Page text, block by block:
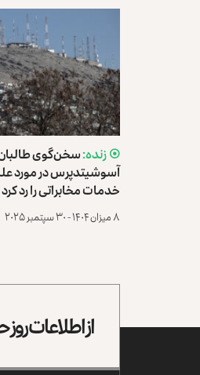
سخن‌گوی
آسوشیتدپرس در مورد
خدمات مخابراتی را رد کرد
۸ میزان ۱۴۰۴ - ۳۰ سپتمبر ۲۰۲۵
از اطلاعات